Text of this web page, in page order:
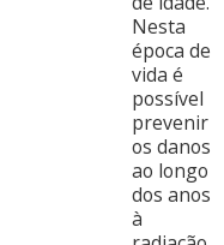
Nesta
época de
vida é
possível
prevenir
os danos
ao longo
dos anos
à